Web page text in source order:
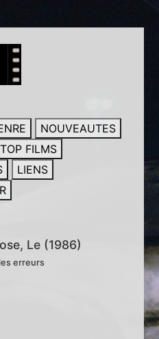
NOUVEAUTES
TOP FILMS
LIENS
Le (1986)
erreurs